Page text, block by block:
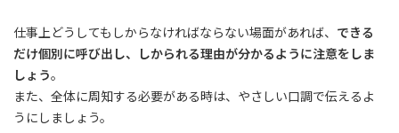
仕事上どうしてもしからなければならない場面があれば、 できる
だけ個別に呼び出し、しかられる理由が分かるように注意をしま
しょう。
また、全体に周知する必要がある時は、やさしい口調で伝えるよ
うにしましょう。